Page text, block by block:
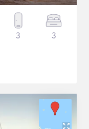
3 3